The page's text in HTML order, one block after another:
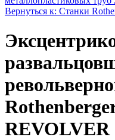
Вернуться к: Станки
REVOLVER